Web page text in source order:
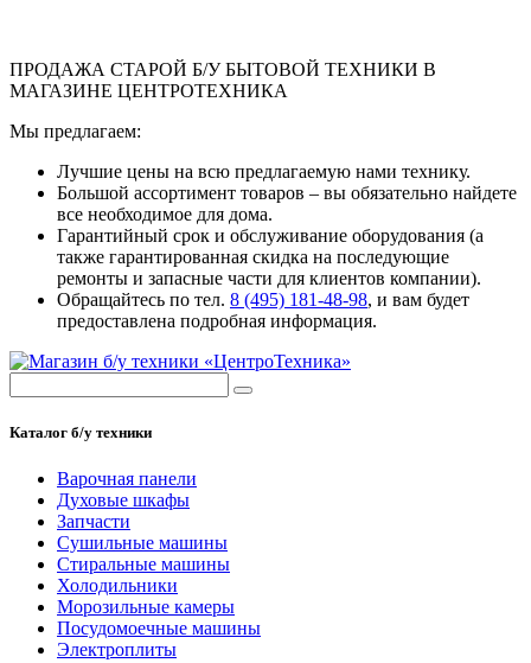
ПРОДАЖА СТАРОЙ Б/У БЫТОВОЙ ТЕХНИКИ В
МАГАЗИНЕ ЦЕНТРОТЕХНИКА
Мы предлагаем:
Лучшие цены на всю предлагаемую нами технику.
Большой ассортимент товаров – вы обязательно найдете
все необходимое для дома.
Гарантийный срок и обслуживание оборудования (а
также гарантированная скидка на последующие
ремонты и запасные части для клиентов компании).
Обращайтесь по тел. 8 (495) 181-48-98, и вам будет
предоставлена подробная информация.
Каталог б/у техники
Варочная панели
Духовые шкафы
Запчасти
Сушильные машины
Стиральные машины
Холодильники
Морозильные камеры
Посудомоечные машины
Электроплиты